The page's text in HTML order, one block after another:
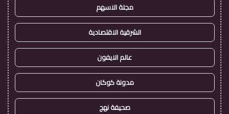
مجلة الاسهم
الشرقية الاقتصادية
عالم الايفون
مدونة كوكان
صحيفة نهج